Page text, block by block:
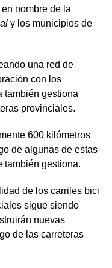
en nombre de la
y los municipios de
una red de
con los
también gestiona
provinciales.
600 kilómetros
de algunas de estas
también gestiona.
de los carriles bici
sigue siendo
nuevas
de las carreteras